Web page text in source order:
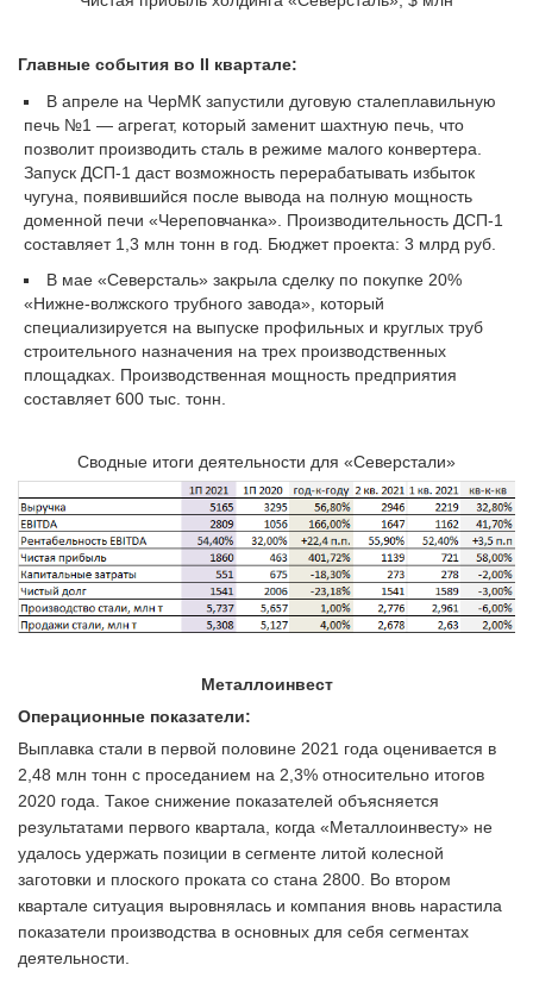
Главные события во II квартале:
В апреле на ЧерМК запустили дуговую сталеплавильную
печь №1 — агрегат, который заменит шахтную печь, что
позволит производить сталь в режиме малого конвертера.
Запуск ДСП-1 даст возможность перерабатывать избыток
чугуна, появившийся после вывода на полную мощность
доменной печи «Череповчанка». Производительность ДСП-1
составляет 1,3 млн тонн в год. Бюджет проекта: 3 млрд руб.
В мае «Северсталь» закрыла сделку по покупке 20%
«Нижне-волжского трубного завода», который
специализируется на выпуске профильных и круглых труб
строительного назначения на трех производственных
площадках. Производственная мощность предприятия
составляет 600 тыс. тонн.
Сводные итоги деятельности для «Северстали»
Металлоинвест
Операционные показатели:
Выплавка стали в первой половине 2021 года оценивается в
2,48 млн тонн с проседанием на 2,3% относительно итогов
2020 года. Такое снижение показателей объясняется
результатами первого квартала, когда «Металлоинвесту» не
удалось удержать позиции в сегменте литой колесной
заготовки и плоского проката со стана 2800. Во втором
квартале ситуация выровнялась и компания вновь нарастила
показатели производства в основных для себя сегментах
деятельности.